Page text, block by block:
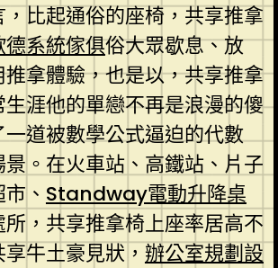
比起通俗的座椅，共享推拿
德系統傢俱俗大眾歇息、放
拿體驗，也是以，共享推拿
涯他的單戀不再是浪漫的傻
道被數學公式逼迫的代數
。在火車站、高鐵站、片子
、 Standway電動升降桌
，共享推拿椅上座率居高不
牛土豪見狀， 辦公室規劃設